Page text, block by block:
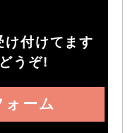
付けてます
うぞ!
ーム